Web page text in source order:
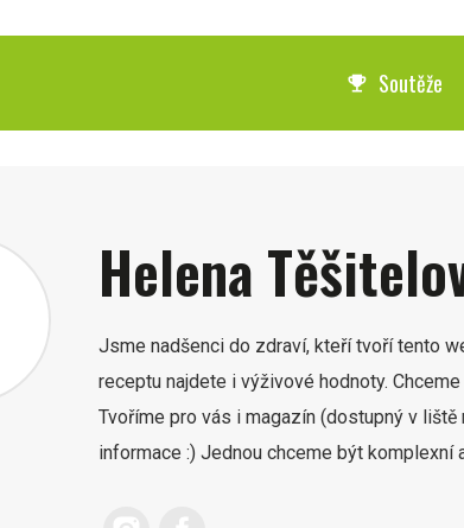
emoji_events Soutěže
Helena
Jsme nadšenci do zdraví, kteří tvoří tento
receptu najdete i výživové hodnoty.
Tvoříme pro vás i magazín (dostupný v
informace :) Jednou chceme být komplexní